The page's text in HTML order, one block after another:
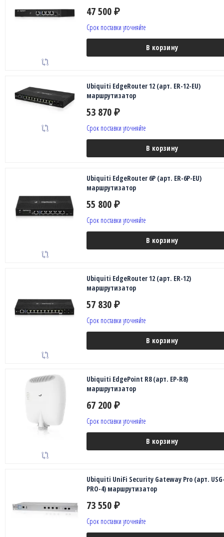
47 500 ₽
Срок поставки уточняйте
В корзину
Ubiquiti EdgeRouter 12 (арт. ER-12-EU)
маршрутизатор
53 870 ₽
Срок поставки уточняйте
В корзину
Ubiquiti EdgeRouter 6P (арт. ER-6P-EU)
маршрутизатор
55 800 ₽
Срок поставки уточняйте
В корзину
Ubiquiti EdgeRouter 12 (арт. ER-12)
маршрутизатор
57 830 ₽
Срок поставки уточняйте
В корзину
Ubiquiti EdgePoint R8 (арт. EP-R8)
маршрутизатор
67 200 ₽
Срок поставки уточняйте
В корзину
Ubiquiti UniFi Security Gateway Pro (арт.
PRO-4) маршрутизатор
73 550 ₽
Срок поставки уточняйте